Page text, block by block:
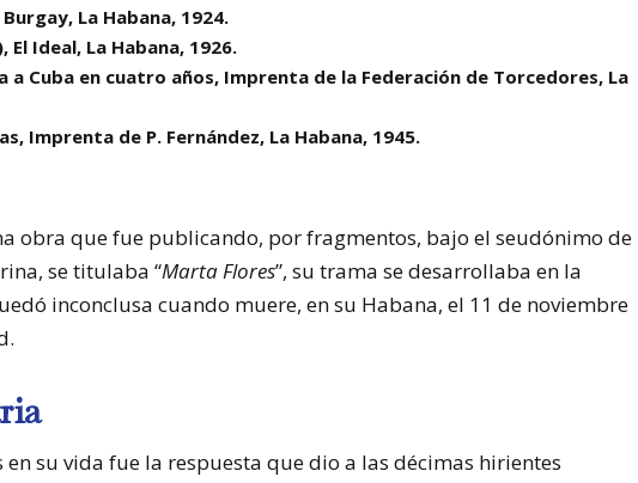
La Habana, 1924.
Ideal, La Habana, 1926.
a Cuba en cuatro años, Imprenta de la Federación de Torcedores, La
Imprenta de P. Fernández, La Habana, 1945.
obra que fue publicando, por fragmentos, bajo el seudónimo de
se titulaba “Marta Flores”, su trama se desarrollaba en la
inconclusa cuando muere, en su Habana, el 11 de noviembre
su vida fue la respuesta que dio a las décimas hirientes